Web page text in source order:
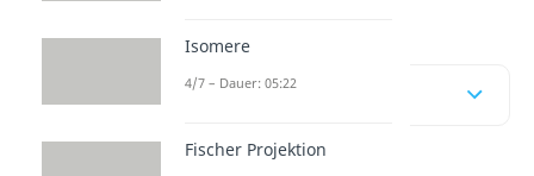
Inhaltsübersicht
Isomere
4/7 – Dauer: 05:22
Fischer Projektion